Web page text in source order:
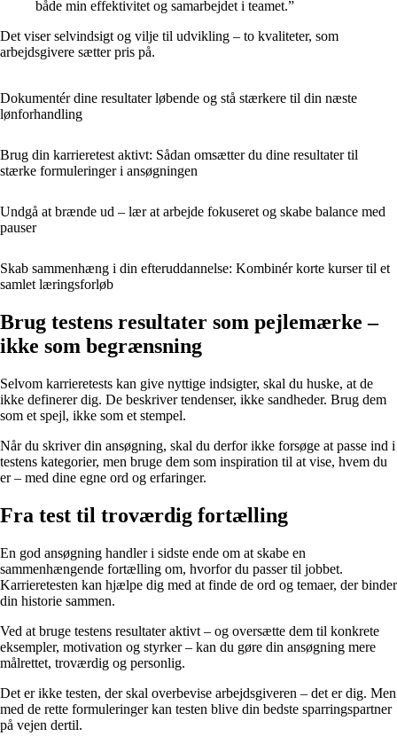
både min effektivitet og samarbejdet i teamet.”
Det viser selvindsigt og vilje til udvikling – to kvaliteter, som
arbejdsgivere sætter pris på.
Dokumentér dine resultater løbende og stå stærkere til din næste
lønforhandling
Brug din karrieretest aktivt: Sådan omsætter du dine resultater til
stærke formuleringer i ansøgningen
Undgå at brænde ud – lær at arbejde fokuseret og skabe balance med
pauser
Skab sammenhæng i din efteruddannelse: Kombinér korte kurser til et
samlet læringsforløb
Brug testens resultater som pejlemærke –
ikke som begrænsning
Selvom karrieretests kan give nyttige indsigter, skal du huske, at de
ikke definerer dig. De beskriver tendenser, ikke sandheder. Brug dem
som et spejl, ikke som et stempel.
Når du skriver din ansøgning, skal du derfor ikke forsøge at passe ind i
testens kategorier, men bruge dem som inspiration til at vise, hvem du
er – med dine egne ord og erfaringer.
Fra test til troværdig fortælling
En god ansøgning handler i sidste ende om at skabe en
sammenhængende fortælling om, hvorfor du passer til jobbet.
Karrieretesten kan hjælpe dig med at finde de ord og temaer, der binder
din historie sammen.
Ved at bruge testens resultater aktivt – og oversætte dem til konkrete
eksempler, motivation og styrker – kan du gøre din ansøgning mere
målrettet, troværdig og personlig.
Det er ikke testen, der skal overbevise arbejdsgiveren – det er dig. Men
med de rette formuleringer kan testen blive din bedste sparringspartner
på vejen dertil.